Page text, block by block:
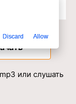
или слушать
Discard Allow